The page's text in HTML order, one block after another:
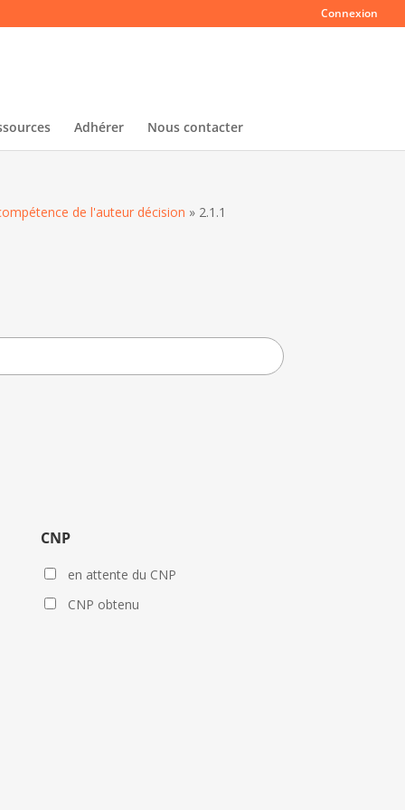
Connexion
Adhérer Nous contacter
de l'auteur décision » 2.1.1
CNP
en attente du CNP
CNP obtenu